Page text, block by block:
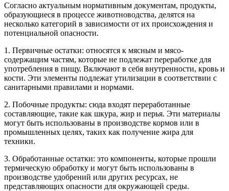
Согласно актуальным нормативным документам, продукты,
образующиеся в процессе животноводства, делятся на
несколько категорий в зависимости от их происхождения и
потенциальной опасности.
1. Первичные остатки: относятся к мясным и мясо-
содержащим частям, которые не подлежат переработке для
употребления в пищу. Включают в себя внутренности, кровь и
кости. Эти элементы подлежат утилизации в соответствии с
санитарными правилами и нормами.
2. Побочные продукты: сюда входят переработанные
составляющие, такие как шкура, жир и перья. Эти материалы
могут быть использованы в производстве кормов или в
промышленных целях, таких как получение жира для
техники.
3. Обработанные остатки: это компоненты, которые прошли
термическую обработку и могут быть использованы в
производстве удобрений или других ресурсах, не
представляющих опасности для окружающей среды.